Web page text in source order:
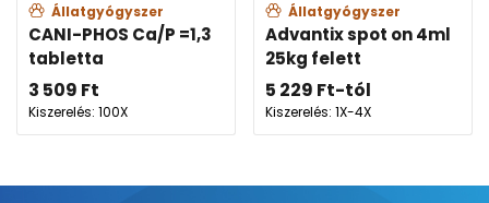
Állatgyógyszer
CANI-PHOS Ca/P =1,3
tabletta
3 509 Ft
Kiszerelés: 100X
Állatgyógyszer
Advantix spot on 4ml
25kg felett
5 229 Ft-tól
Kiszerelés: 1X-4X